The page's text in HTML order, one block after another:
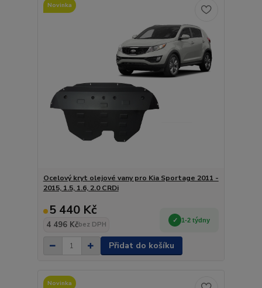
Novinka
Ocelový kryt olejové vany pro Kia Sportage 2011 -
2015, 1.5, 1.6, 2.0 CRDi
5 440 Kč
4 496 Kčbez DPH
1-2 týdny
Přidat do košíku
Novinka